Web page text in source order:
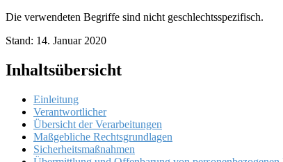
Die verwendeten Begriffe sind nicht geschlechtsspezifisch.
Stand: 14. Januar 2020
Inhaltsübersicht
Einleitung
Verantwortlicher
Übersicht der Verarbeitungen
Maßgebliche Rechtsgrundlagen
Sicherheitsmaßnahmen